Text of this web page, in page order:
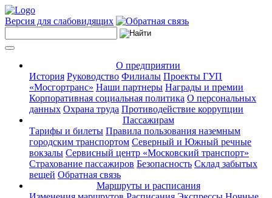
Версия для слабовидящих
О предприятии
История Руководство Филиалы Проекты ГУП
«Мосгортранс» Наши партнеры Награды и премии
Корпоративная социальная политика О персональных
данных Охрана труда Противодействие коррупции
Пассажирам
Тарифы и билеты Правила пользования наземным
городским транспортом Северный и Южный речные
вокзалы Сервисный центр «Московский транспорт»
Страхование пассажиров Безопасность Склад забытых
вещей Обратная связь
Маршруты и расписания